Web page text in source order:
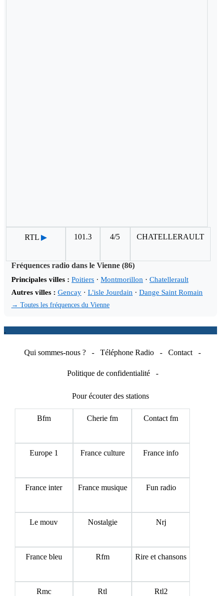
RTL ▶ 101.3 4/5 CHATELLERAULT
Fréquences radio dans le Vienne (86)
Principales villes : Poitiers · Montmorillon · Chatellerault
Autres villes : Gencay · L'isle Jourdain · Dange Saint Romain
→ Toutes les fréquences du Vienne
.
Qui sommes-nous ? - Téléphone Radio - Contact -
Politique de confidentialité -
Pour écouter des stations
Bfm Cherie fm Contact fm
Europe 1 France culture France info
France inter France musique Fun radio
Le mouv Nostalgie Nrj
France bleu Rfm Rire et chansons
Rmc Rtl Rtl2